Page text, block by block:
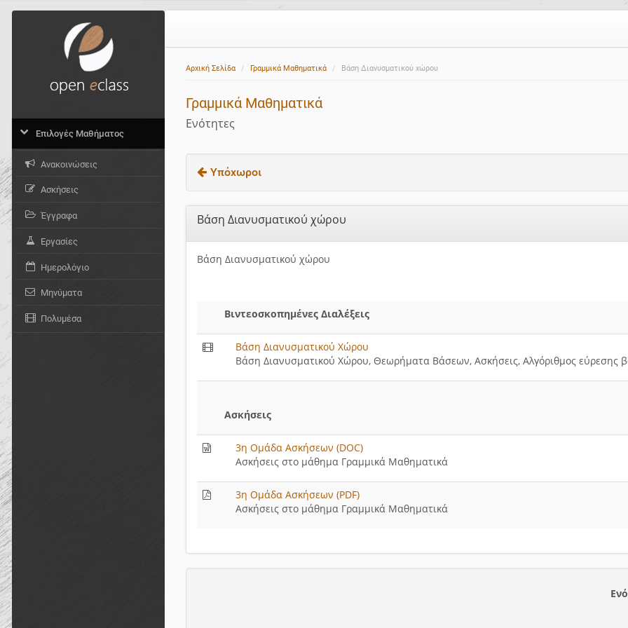
Αρχική Σελίδα Γραμμικά Μαθηματικά Βάση Διανυσματικού χώρου
Γραμμικά Μαθηματικά
Ενότητες
Υπόχωροι
Βάση Διανυσματικού χώρου
Βάση Διανυσματικού χώρου
Βιντεοσκοπημένες Διαλέξεις
Βάση Διανυσματικού Χώρου
Βάση Διανυσματικού Χώρου, Θεωρήματα Βάσεων, Ασκήσεις, Αλγόριθμος εύρεσης
Ασκήσεις
3η Ομάδα Ασκήσεων (DOC)
Ασκήσεις στο μάθημα Γραμμικά Μαθηματικά
3η Ομάδα Ασκήσεων (PDF)
Ασκήσεις στο μάθημα Γραμμικά Μαθηματικά
Επιλογές Μαθήματος
Ανακοινώσεις
Ασκήσεις
Έγγραφα
Εργασίες
Ημερολόγιο
Μηνύματα
Πολυμέσα